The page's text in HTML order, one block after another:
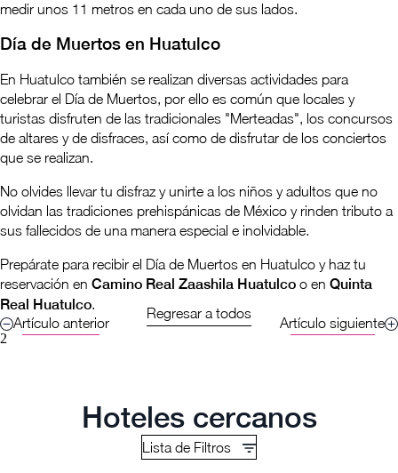
medir unos 11 metros en cada uno de sus lados.
Día de Muertos en Huatulco
En Huatulco también se realizan diversas actividades para
celebrar el Día de Muertos, por ello es común que locales y
turistas disfruten de las tradicionales "Merteadas", los concursos
de altares y de disfraces, así como de disfrutar de los conciertos
que se realizan.
No olvides llevar tu disfraz y unirte a los niños y adultos que no
olvidan las tradiciones prehispánicas de México y rinden tributo a
sus fallecidos de una manera especial e inolvidable.
Prepárate para recibir el Día de Muertos en Huatulco y haz tu
reservación en Camino Real Zaashila Huatulco o en Quinta
Real Huatulco.
Artículo anterior
Regresar a todos
Artículo siguiente
2
Hoteles cercanos
Lista de Filtros